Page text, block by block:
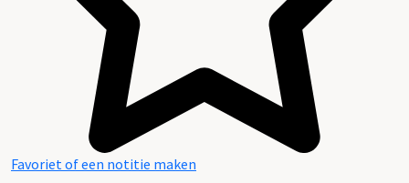
Favoriet of een notitie maken